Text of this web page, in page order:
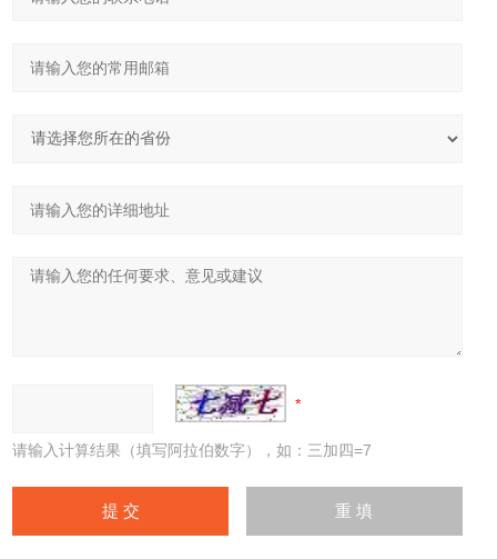
请输入计算结果（填写阿拉伯数字），如：三加四=7